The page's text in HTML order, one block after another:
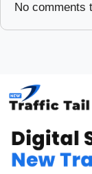
No comments